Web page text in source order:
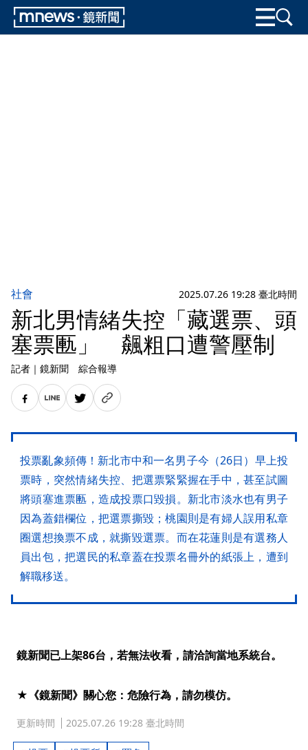
社會 2025.07.26 19:28 臺北時間
新北男情緒失控「藏選票、頭
塞票匭」 飆粗口遭警壓制
記者 ｜ 鏡新聞 綜合報導
投票亂象頻傳！新北市中和一名男子今（26日）早上投
票時，突然情緒失控、把選票緊緊握在手中，甚至試圖
將頭塞進票匭，造成投票口毀損。新北市淡水也有男子
因為蓋錯欄位，把選票撕毀；桃園則是有婦人誤用私章
圈選想換票不成，就撕毀選票。而在花蓮則是有選務人
員出包，把選民的私章蓋在投票名冊外的紙張上，遭到
解職移送。
鏡新聞已上架86台，若無法收看，請洽詢當地系統台。
★《鏡新聞》關心您：危險行為，請勿模仿。
更新時間 2025.07.26 19:28 臺北時間